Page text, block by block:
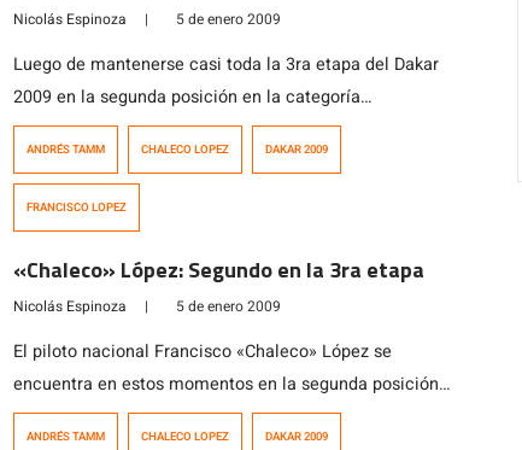
Nicolás Espinoza | 5 de enero 2009
Luego de mantenerse casi toda la 3ra etapa del Dakar
2009 en la segunda posición en la categoría
motocicletas detrás de Marc Coma, Francisco
control del kilómetro 434. Lamentablemente la alegría
no duraría tanto pues en el puesto de control de […]
ANDRÉS TAMM CHALECO LOPEZ DAKAR 2009
FRANCISCO LOPEZ
«Chaleco» López: Segundo en la 3ra etapa
Nicolás Espinoza | 5 de enero 2009
El piloto nacional Francisco «Chaleco» López se
encuentra en estos momentos en la segunda posición
en la tercera etapa que se realiza entre Puerto Madryn y
ANDRÉS TAMM CHALECO LOPEZ DAKAR 2009